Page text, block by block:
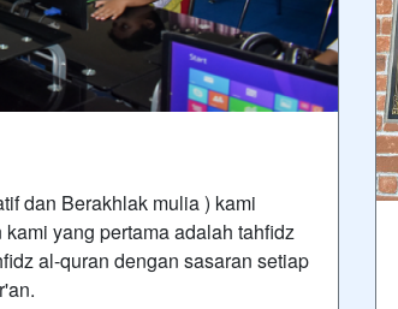
dan Berakhlak mulia ) kami
yang pertama adalah tahfidz
al-quran dengan sasaran setiap